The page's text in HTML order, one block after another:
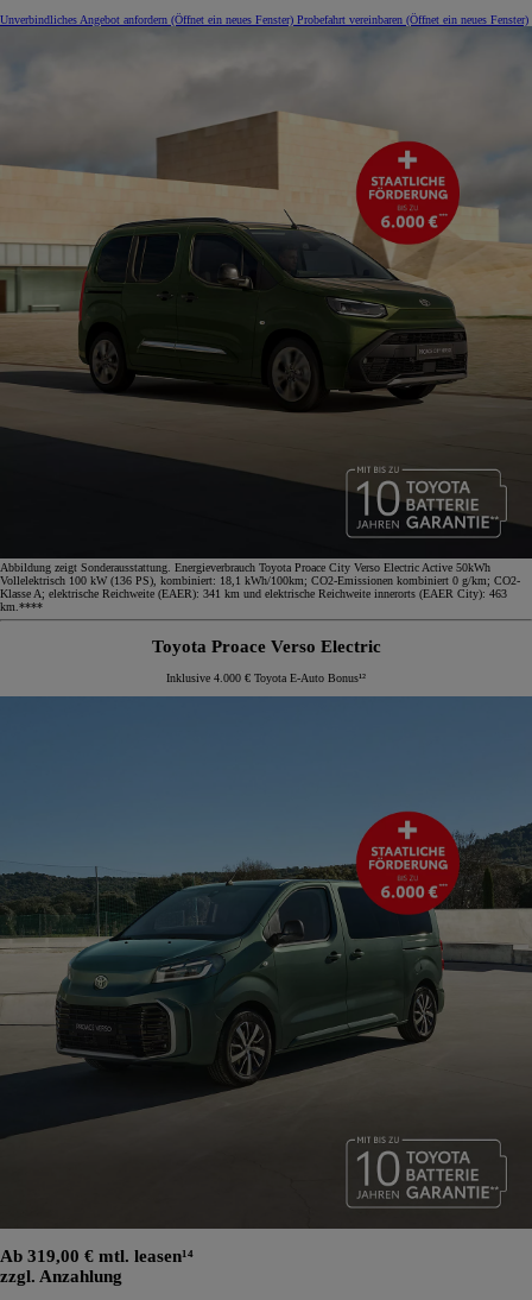
Unverbindliches Angebot anfordern (Öffnet ein neues Fenster) Probefahrt vereinbaren (Öffnet ein neues Fenster)
Abbildung zeigt Sonderausstattung. Energieverbrauch Toyota Proace City Verso Electric Active 50kWh
Vollelektrisch 100 kW (136 PS), kombiniert: 18,1 kWh/100km; CO2-Emissionen kombiniert 0 g/km; CO2-
Klasse A; elektrische Reichweite (EAER): 341 km und elektrische Reichweite innerorts (EAER City): 463
km.****
Toyota Proace Verso Electric
Inklusive 4.000 € Toyota E-Auto Bonus¹²
Ab 319,00 € mtl. leasen¹⁴
zzgl. Anzahlung